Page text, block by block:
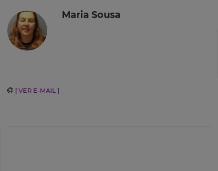
Maria Sousa
[ VER E-MAIL ]